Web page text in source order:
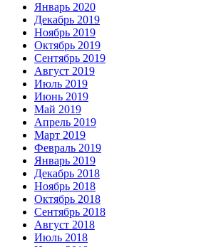
Январь 2020
Декабрь 2019
Ноябрь 2019
Октябрь 2019
Сентябрь 2019
Август 2019
Июль 2019
Июнь 2019
Май 2019
Апрель 2019
Март 2019
Февраль 2019
Январь 2019
Декабрь 2018
Ноябрь 2018
Октябрь 2018
Сентябрь 2018
Август 2018
Июль 2018